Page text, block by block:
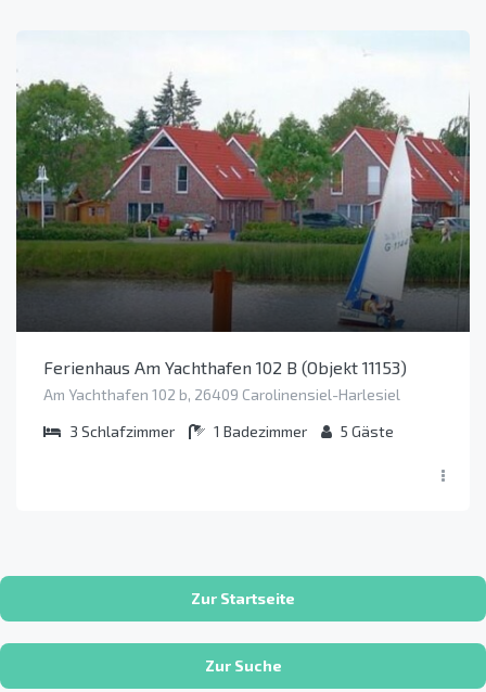
Ferienhaus Am Yachthafen 102 B (Objekt 11153)
Am Yachthafen 102 b, 26409 Carolinensiel-Harlesiel
3 Schlafzimmer 1 Badezimmer 5 Gäste
Zur Startseite
Zur Suche